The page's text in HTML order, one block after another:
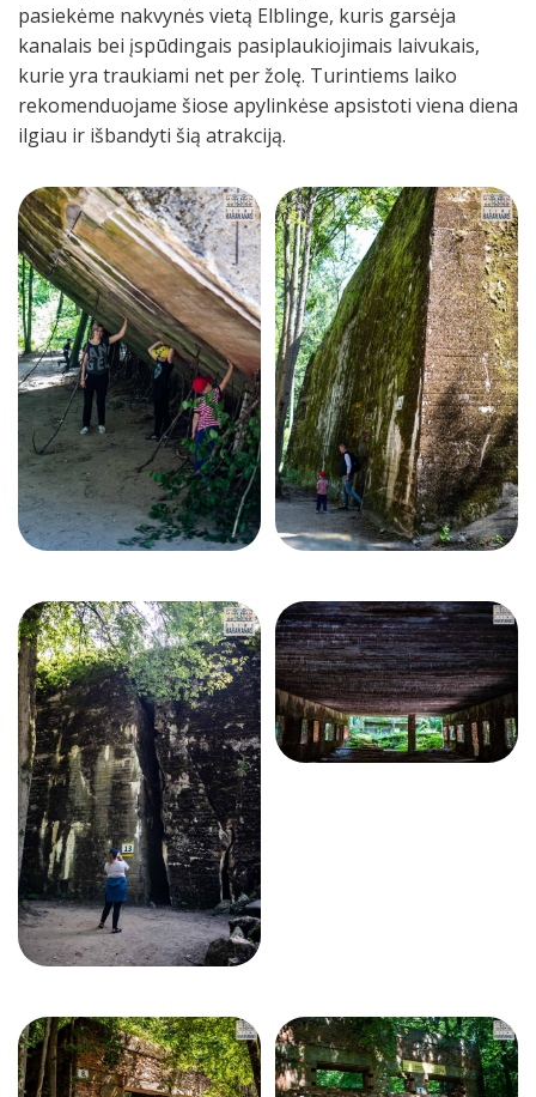
pasiekėme nakvynės vietą Elblinge, kuris garsėja
kanalais bei įspūdingais pasiplaukiojimais laivukais,
kurie yra traukiami net per žolę. Turintiems laiko
rekomenduojame šiose apylinkėse apsistoti viena diena
ilgiau ir išbandyti šią atrakciją.